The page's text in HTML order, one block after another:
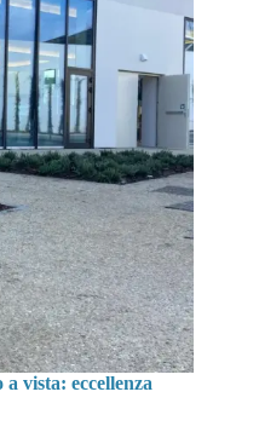
vista: eccellenza